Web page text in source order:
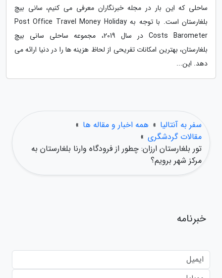
ساحلی که این بار در مجله خبرنگاران معرفی می کنیم، سانی بیچ
بلغارستان است. با توجه به Post Office Travel Money Holiday
Costs Barometer در سال 2019، مجموعه ساحلی سانی بیچ
بلغارستان، بهترین امکانات تفریحی از لحاظ هزینه ها را در دنیا ارائه می
دهد. این...
سفر به آنتالیا » همه اخبار و مقاله ها »
مقالات گردشگری »
تور بلغارستان ارزان: چطور از فرودگاه وارنا بلغارستان به
مرکز شهر برویم؟
خبرنامه